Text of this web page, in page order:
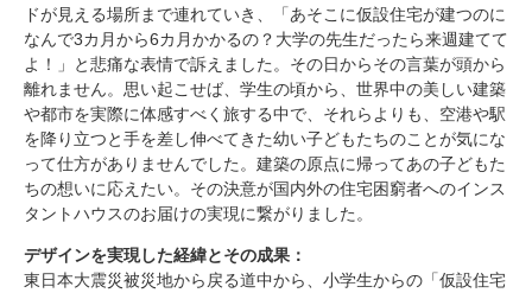
ドが見える場所まで連れていき、「あそこに仮設住宅が建つのに
なんで3カ月から6カ月かかるの？大学の先生だったら来週建てて
よ！」と悲痛な表情で訴えました。その日からその言葉が頭から
離れません。思い起こせば、学生の頃から、世界中の美しい建築
や都市を実際に体感すべく旅する中で、それらよりも、空港や駅
を降り立つと手を差し伸べてきた幼い子どもたちのことが気にな
って仕方がありませんでした。建築の原点に帰ってあの子どもた
ちの想いに応えたい。その決意が国内外の住宅困窮者へのインス
タントハウスのお届けの実現に繋がりました。
デザインを実現した経緯とその成果：
東日本大震災被災地から戻る道中から、小学生からの「仮設住宅